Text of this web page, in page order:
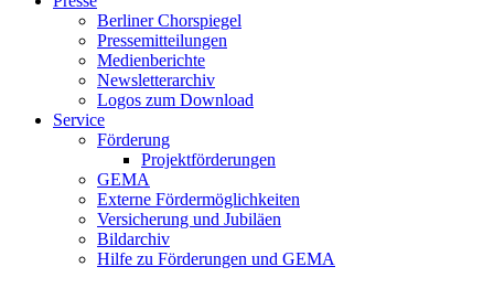
Berliner Chorspiegel
Pressemitteilungen
Medienberichte
Newsletterarchiv
Logos zum Download
Service
Förderung
Projektförderungen
GEMA
Externe Fördermöglichkeiten
Versicherung und Jubiläen
Bildarchiv
Hilfe zu Förderungen und GEMA